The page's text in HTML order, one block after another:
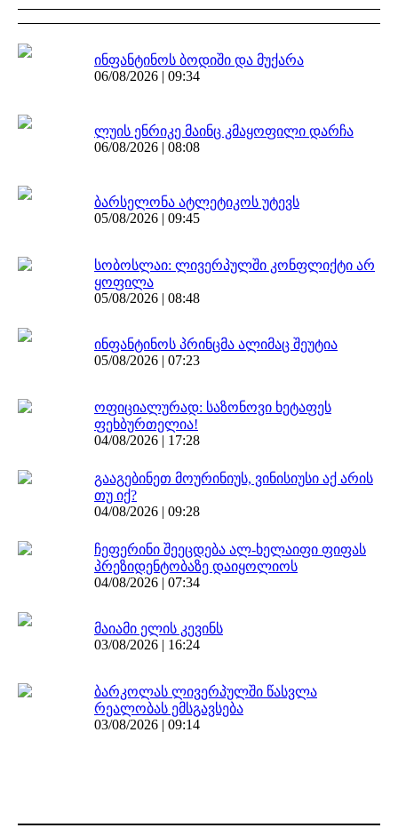
ინფანტინოს ბოდიში და მუქარა
06/08/2026 | 09:34
ლუის ენრიკე მაინც კმაყოფილი დარჩა
06/08/2026 | 08:08
ბარსელონა ატლეტიკოს უტევს
05/08/2026 | 09:45
სობოსლაი: ლივერპულში კონფლიქტი არ
ყოფილა
05/08/2026 | 08:48
ინფანტინოს პრინცმა ალიმაც შეუტია
05/08/2026 | 07:23
ოფიციალურად: საზონოვი ხეტაფეს
ფეხბურთელია!
04/08/2026 | 17:28
გააგებინეთ მოურინიუს, ვინისიუსი აქ არის
თუ იქ?
04/08/2026 | 09:28
ჩეფერინი შეეცდება ალ-ხელაიფი ფიფას
პრეზიდენტობაზე დაიყოლიოს
04/08/2026 | 07:34
მაიამი ელის კევინს
03/08/2026 | 16:24
ბარკოლას ლივერპულში წასვლა
რეალობას ემსგავსება
03/08/2026 | 09:14